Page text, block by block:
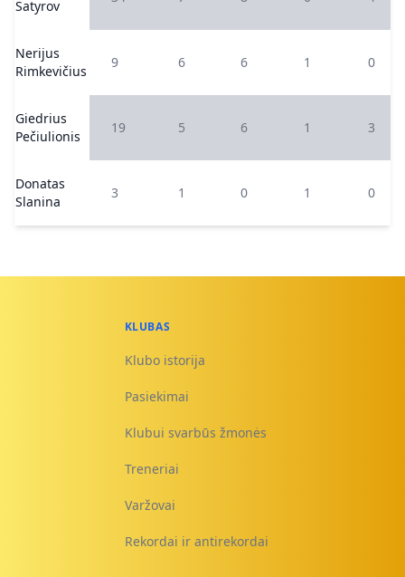
Satyrov
Nerijus
Rimkevičius
9 6 6 1 0
Giedrius
Pečiulionis
19 5 6 1 3
Donatas
Slanina
3 1 0 1 0
KLUBAS
Klubo istorija
Pasiekimai
Klubui svarbūs žmonės
Treneriai
Varžovai
Rekordai ir antirekordai